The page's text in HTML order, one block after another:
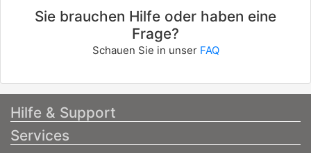
Sie brauchen Hilfe oder haben eine
Frage?
Schauen Sie in unser FAQ
Hilfe & Support
Services